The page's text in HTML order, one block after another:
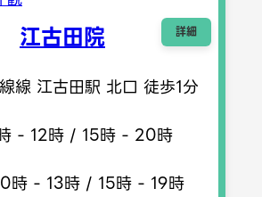
詳細
江古田院
線 江古田駅 北口 徒歩1分
- 12時 / 15時 - 20時
時 - 13時 / 15時 - 19時